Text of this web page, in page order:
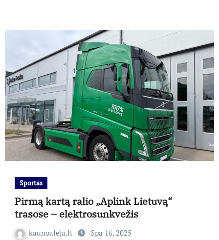
Sportas
Pirmą kartą ralio „Aplink Lietuvą“
trasose – elektrosunkvežis
kaunoaleja.lt Spa 16, 2025